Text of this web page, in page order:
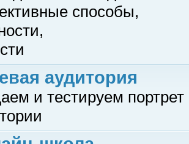
способы,
аудитория
и тестируем